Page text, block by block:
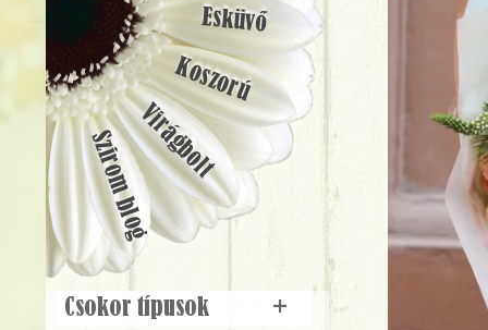
Esküvő
Koszorú
Virágbolt
Szirom blog
Csokor típusok
+